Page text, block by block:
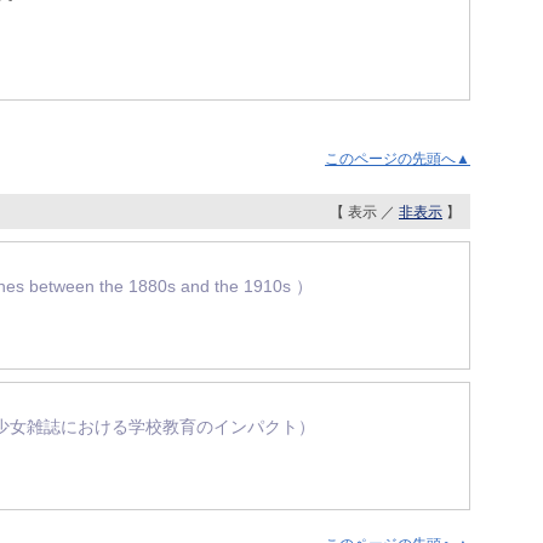
このページの先頭へ▲
【 表示 ／ 非表示 】
between the 1880s and the 1910s ）
雑誌における学校教育のインパクト）